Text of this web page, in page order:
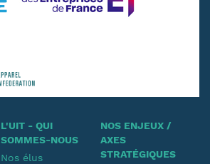
L'UIT - QUI
SOMMES-NOUS
Nos élus
NOS ENJEUX /
AXES
STRATÉGIQUES